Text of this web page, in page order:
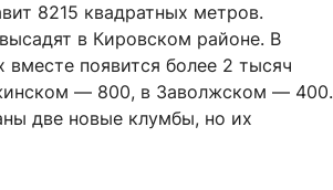
8215 квадратных метров.
в Кировском районе. В
появится более 2 тысяч
— 800, в Заволжском — 400.
две новые клумбы, но их